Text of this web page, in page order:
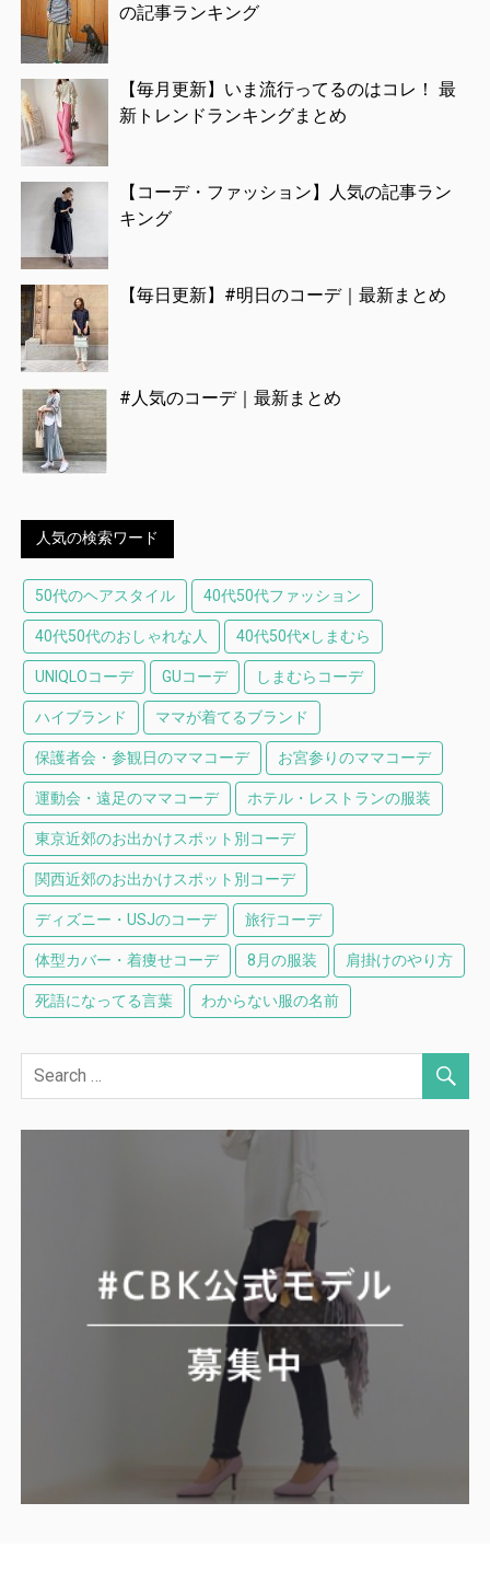
の記事ランキング
【毎月更新】いま流行ってるのはコレ！ 最
新トレンドランキングまとめ
【コーデ・ファッション】人気の記事ラン
キング
【毎日更新】#明日のコーデ｜最新まとめ
#人気のコーデ｜最新まとめ
人気の検索ワード
50代のヘアスタイル 40代50代ファッション
40代50代のおしゃれな人 40代50代×しまむら
UNIQLOコーデ GUコーデ しまむらコーデ
ハイブランド ママが着てるブランド
保護者会・参観日のママコーデ お宮参りのママコーデ
運動会・遠足のママコーデ ホテル・レストランの服装
東京近郊のお出かけスポット別コーデ
関西近郊のお出かけスポット別コーデ
ディズニー・USJのコーデ 旅行コーデ
体型カバー・着痩せコーデ 8月の服装 肩掛けのやり方
死語になってる言葉 わからない服の名前